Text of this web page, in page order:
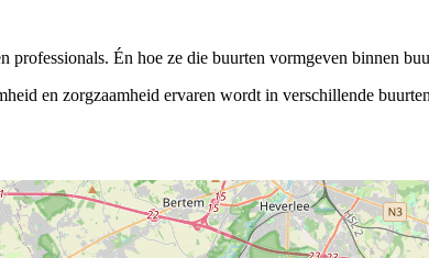
Én hoe ze die buurten vormgeven binnen
en zorgzaamheid ervaren wordt in verschillende